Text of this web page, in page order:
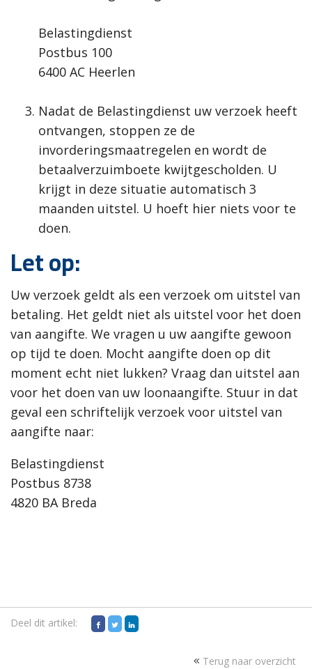
Belastingdienst
Postbus 100
6400 AC Heerlen
Nadat de Belastingdienst uw verzoek heeft
ontvangen, stoppen ze de
invorderingsmaatregelen en wordt de
betaalverzuimboete kwijtgescholden. U
krijgt in deze situatie automatisch 3
maanden uitstel. U hoeft hier niets voor te
doen.
Let op:
Uw verzoek geldt als een verzoek om uitstel van
betaling. Het geldt niet als uitstel voor het doen
van aangifte. We vragen u uw aangifte gewoon
op tijd te doen. Mocht aangifte doen op dit
moment echt niet lukken? Vraag dan uitstel aan
voor het doen van uw loonaangifte. Stuur in dat
geval een schriftelijk verzoek voor uitstel van
aangifte naar:
Belastingdienst
Postbus 8738
4820 BA Breda
Deel dit artikel:
Terug naar overzicht